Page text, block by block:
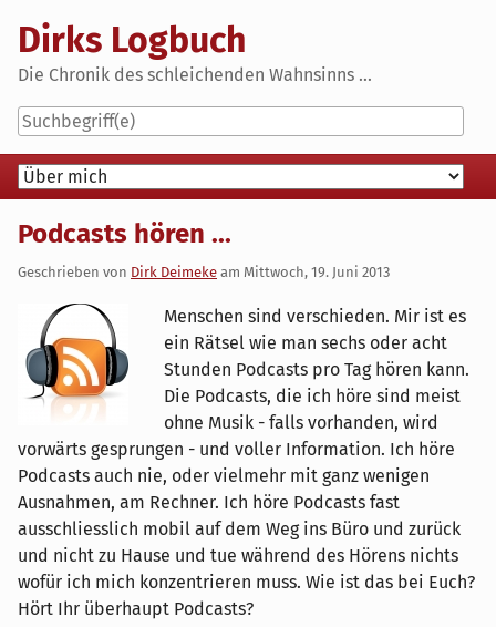
content
Dirks Logbuch
Die Chronik des schleichenden Wahnsinns ...
Navigation
Podcasts hören ...
Geschrieben von Dirk Deimeke am Mittwoch, 19. Juni 2013
Menschen sind verschieden. Mir ist es
ein Rätsel wie man sechs oder acht
Stunden Podcasts pro Tag hören kann.
Die Podcasts, die ich höre sind meist
ohne Musik - falls vorhanden, wird
vorwärts gesprungen - und voller Information. Ich höre
Podcasts auch nie, oder vielmehr mit ganz wenigen
Ausnahmen, am Rechner. Ich höre Podcasts fast
ausschliesslich mobil auf dem Weg ins Büro und zurück
und nicht zu Hause und tue während des Hörens nichts
wofür ich mich konzentrieren muss. Wie ist das bei Euch?
Hört Ihr überhaupt Podcasts?